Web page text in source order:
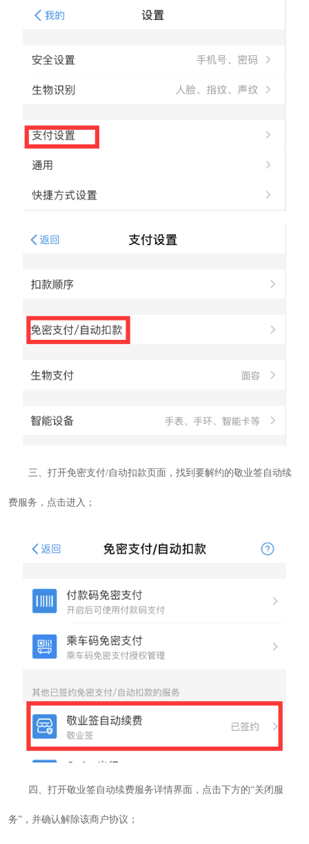
三、打开免密支付/自动扣款页面，找到要解约的敬业签自动续
费服务，点击进入；
四、打开敬业签自动续费服务详情界面，点击下方的“关闭服
务”，并确认解除该商户协议；